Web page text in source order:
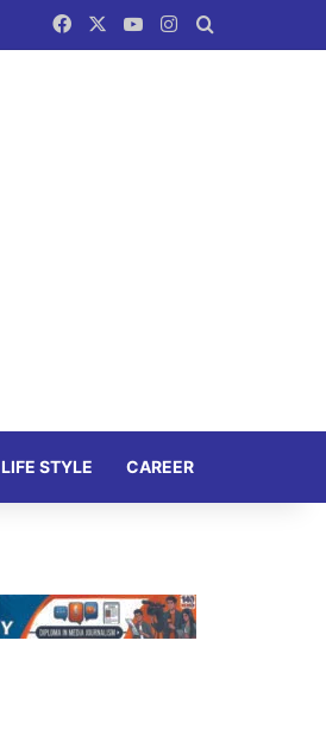
FacebookYouTubeInstagram
LIFE STYLE CAREER